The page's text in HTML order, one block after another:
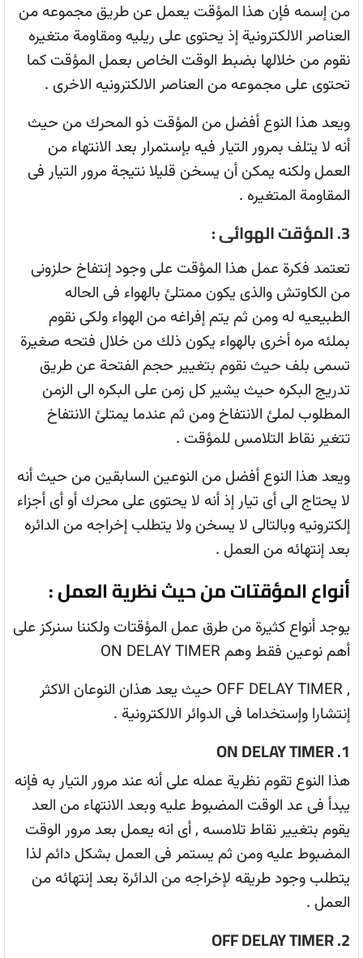
من إسمه فإن هذا المؤقت يعمل عن طريق مجموعه من
العناصر الالكترونية إذ يحتوى على ريليه ومقاومة متغيره
نقوم من خلالها بضبط الوقت الخاص بعمل المؤقت كما
تحتوى على مجموعه من العناصر الالكترونيه الاخرى .
ويعد هذا النوع أفضل من المؤقت ذو المحرك من حيث
أنه لا يتلف بمرور التيار فيه بإستمرار بعد الانتهاء من
العمل ولكنه يمكن أن يسخن قليلا نتيجة مرور التيار فى
المقاومة المتغيره .
3. المؤقت الهوائى :
تعتمد فكرة عمل هذا المؤقت على وجود إنتفاخ حلزونى
من الكاوتش والذى يكون ممتلئ بالهواء فى الحاله
الطبيعيه له ومن ثم يتم إفراغه من الهواء ولكى نقوم
بملئه مره أخرى بالهواء يكون ذلك من خلال فتحه صغيرة
تسمى بلف حيث نقوم بتغيير حجم الفتحة عن طريق
تدريج البكره حيث يشير كل زمن على البكره الى الزمن
المطلوب لملئ الانتفاخ ومن ثم عندما يمتلئ الانتفاخ
تتغير نقاط التلامس للمؤقت .
ويعد هذا النوع أفضل من النوعين السابقين من حيث أنه
لا يحتاج الى أى تيار إذ أنه لا يحتوى على محرك أو أى أجزاء
إلكترونيه وبالتالى لا يسخن ولا يتطلب إخراجه من الدائره
بعد إنتهائه من العمل .
أنواع المؤقتات من حيث نظرية العمل :
يوجد أنواع كثيرة من طرق عمل المؤقتات ولكننا سنركز على
أهم نوعين فقط وهم ON DELAY TIMER
, OFF DELAY TIMER حيث يعد هذان النوعان الاكثر
إنتشارا وإستخداما فى الدوائر الالكترونية .
1. ON DELAY TIMER
هذا النوع تقوم نظرية عمله على أنه عند مرور التيار به فإنه
يبدأ فى عد الوقت المضبوط عليه وبعد الانتهاء من العد
يقوم بتغيير نقاط تلامسه , أى انه يعمل بعد مرور الوقت
المضبوط عليه ومن ثم يستمر فى العمل بشكل دائم لذا
يتطلب وجود طريقه لإخراجه من الدائرة بعد إنتهائه من
العمل .
2. OFF DELAY TIMER